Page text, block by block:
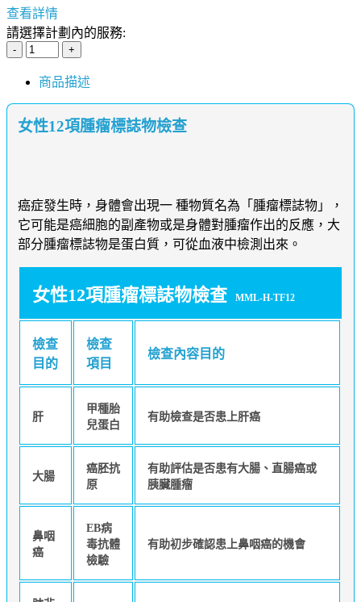
查看詳情
請選擇計劃內的服務:
商品描述
女性12項腫瘤標誌物檢查
癌症發生時，身體會出現一 種物質名為「腫瘤標誌物」，
它可能是癌細胞的副產物或是身體對腫瘤作出的反應，大
部分腫瘤標誌物是蛋白質，可從血液中檢測出來。
女性12項腫瘤標誌物檢查 MML-H-TF12
檢查
目的
檢查
項目
檢查內容目的
肝
甲種胎
兒蛋白
有助檢查是否患上肝癌
大腸
癌胚抗
原
有助評估是否患有大腸、直腸癌或
胰臟腫瘤
鼻咽
癌
EB病
毒抗體
檢驗
有助初步確認患上鼻咽癌的機會